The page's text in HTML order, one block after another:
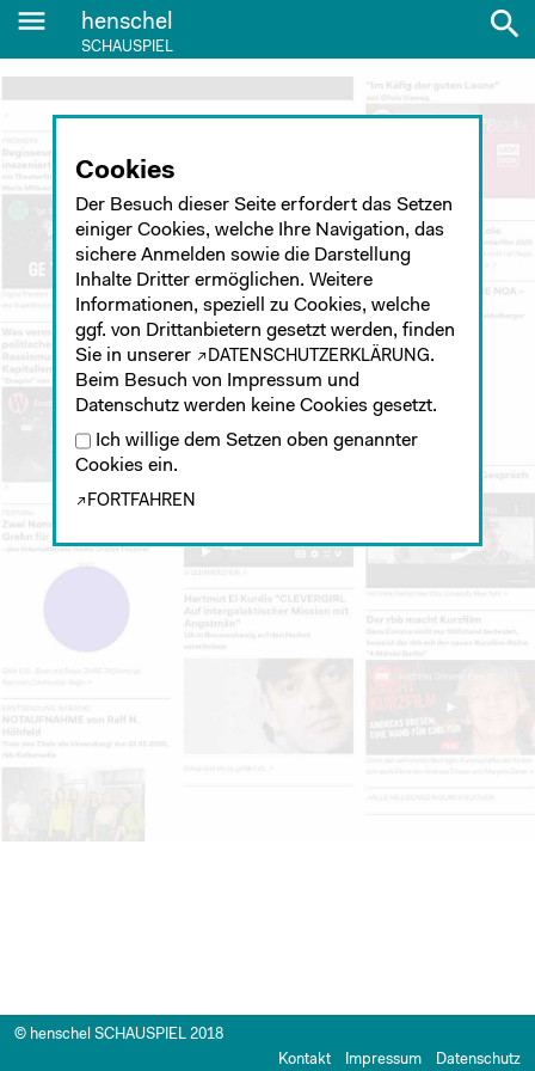
menu henschel
SCHAUSPIEL
search
Cookies
Der Besuch dieser Seite erfordert das Setzen
einiger Cookies, welche Ihre Navigation, das
sichere Anmelden sowie die Darstellung
Inhalte Dritter ermöglichen. Weitere
Informationen, speziell zu Cookies, welche
ggf. von Drittanbietern gesetzt werden, finden
Sie in unserer
DATENSCHUTZERKLÄRUNG.
Beim Besuch von Impressum und
Datenschutz werden keine Cookies gesetzt.
Ich willige dem Setzen oben genannter
Cookies ein.
FORTFAHREN
© henschel SCHAUSPIEL 2018
Kontakt
Impressum Datenschutz